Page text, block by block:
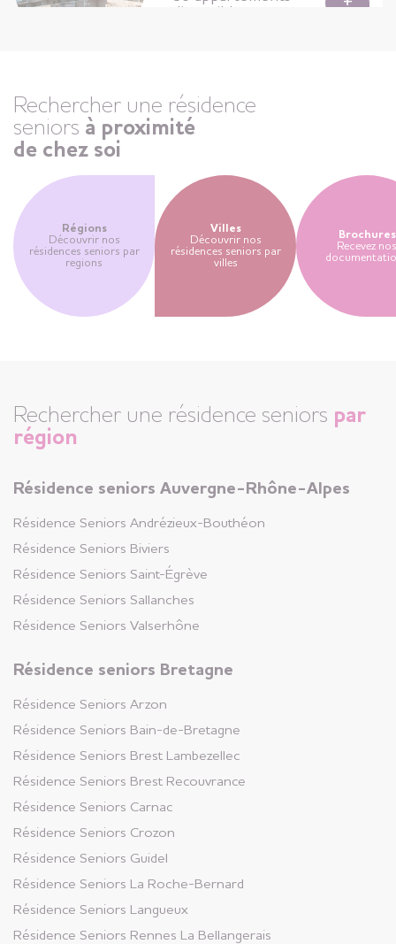
disponibles
Agen
Lot-et-Garonne (47)
Résidence Seniors
Valserhône
Ain (01)
Appartements disponibles
Vendée (85)
Résidence Seniors
Appartements disponibles
Résidence Seniors
Bain-de-Bretagne
Appartements disponibles
Crozon
Appartements disponibles
Régions
Découvrir nos
résidences seniors par
regions
Villes
Découvrir nos
résidences seniors par
villes
Brochures
Recevez nos
Rechercher une résidence
seniors à proximité
de chez soi
Rechercher une résidence seniors par
région
Résidence seniors Auvergne-Rhône-Alpes
Résidence Seniors Andrézieux-Bouthéon
Résidence Seniors Biviers
Résidence Seniors Saint-Égrève
Résidence Seniors Sallanches
Résidence Seniors Valserhône
Résidence seniors Bretagne
Résidence Seniors Arzon
Résidence Seniors Bain-de-Bretagne
Résidence Seniors Brest Lambezellec
Résidence Seniors Brest Recouvrance
Résidence Seniors Carnac
Résidence Seniors Crozon
Résidence Seniors Guidel
Résidence Seniors La Roche-Bernard
Résidence Seniors Langueux
Résidence Seniors Rennes La Bellangerais